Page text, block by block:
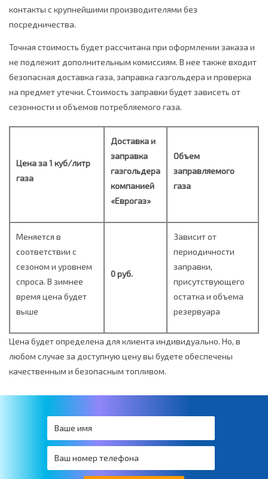
контакты с крупнейшими производителями без
посредничества.
Точная стоимость будет рассчитана при оформлении заказа и
не подлежит дополнительным комиссиям. В нее также входит
безопасная доставка газа, заправка газгольдера и проверка
на предмет утечки. Стоимость заправки будет зависеть от
сезонности и объемов потребляемого газа.
Цена за 1 куб/литр
газа
Доставка и
заправка
газгольдера
компанией
«Еврогаз»
Объем
заправляемого
газа
Меняется в
соответствии с
сезоном и уровнем
спроса. В зимнее
время цена будет
выше
0 руб.
Зависит от
периодичности
заправки,
присутствующего
остатка и объема
резервуара
Цена будет определена для клиента индивидуально. Но, в
любом случае за доступную цену вы будете обеспечены
качественным и безопасным топливом.